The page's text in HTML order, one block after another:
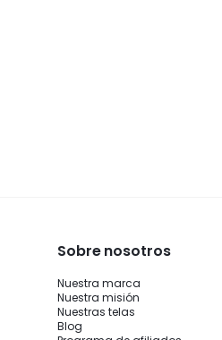
Sobre nosotros
Nuestra marca
Nuestra misión
Nuestras telas
Blog